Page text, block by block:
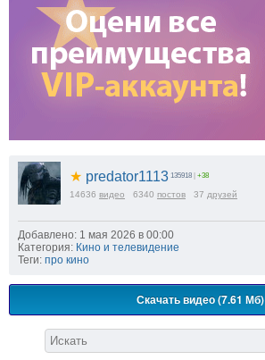
★ predator1113 135918 +38
14636 видео 6340 постов 37 друзей
Добавлено: 1 мая 2026 в 00:00
Категория: Кино и телевидение
Теги: про кино
Скачать видео (7.61 Мб)